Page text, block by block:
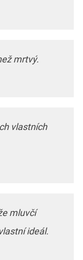
mrtvý.
vlastních
mluvčí
ideál.